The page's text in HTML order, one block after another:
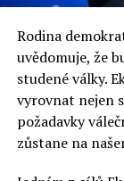
Rodina
uvědomuje, že
studené války.
vyrovnat nejen
požadavky
zůstane na